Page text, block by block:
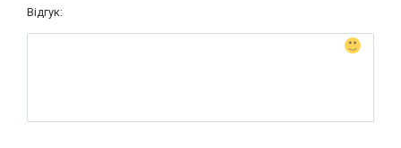
Відгук: